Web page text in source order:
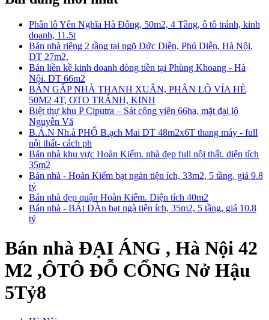
Phân lô Yên Nghĩa Hà Đông, 50m2, 4 Tầng, ô tô tránh, kinh
doanh, 11.5t
Bán nhà riêng 2 tầng tại ngõ Đức Diễn, Phú Diễn, Hà Nội,
DT 27m2,
Bán liền kề kinh doanh dòng tiền tại Phùng Khoang - Hà
Nội. DT 66m2
BÁN GẤP NHÀ THANH XUÂN, PHÂN LÔ VỈA HÈ
50M2 4T, OTO TRÁNH, KINH
Biệt thự khu P Ciputra – Sát công viên 66ha, mặt đại lộ
Nguyễn Vă
B.Á.N Nh.à PHỐ B.ạch Mai DT 48m2x6T thang máy - full
nội thất- cách ph
Bán nhà khu vực Hoàn Kiếm. nhà đẹp full nội thất. diện tích
35m2
Bán nhà - Hoàn Kiếm bạt ngàn tiện ích, 33m2, 5 tầng, giá 9.8
tỷ
Bán nhà đẹp quận Hoàn Kiếm. Diện tích 40m2
Bán nhà - BÁt ĐÀn bạt ngà tiện ích, 35m2, 5 tầng, giá 10.8
tỷ
Bán nhà ĐẠI ÁNG , Hà Nội 42
M2 ,ÔTÔ ĐỖ CỔNG Nở Hậu
5Tỷ8